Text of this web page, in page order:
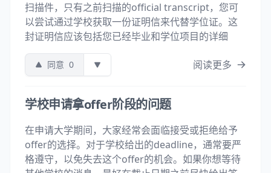
扫描件，只有之前扫描的official transcript，您可
以尝试通过学校获取一份证明信来代替学位证。这
封证明信应该包括您已经毕业和学位项目的详细
同意 0 阅读更多
学校申请拿offer阶段的问题
在申请大学期间，大家经常会面临接受或拒绝给予
offer的选择。对于学校给出的deadline，通常要严
格遵守，以免失去这个offer的机会。如果你想等待